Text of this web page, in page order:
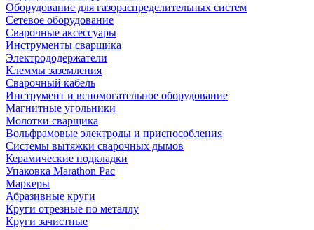
Оборудование для газораспределительных систем
Сетевое оборудование
Сварочные аксессуары
Инструменты сварщика
Электрододержатели
Клеммы заземления
Сварочный кабель
Инструмент и вспомогательное оборудование
Магнитные угольники
Молотки сварщика
Вольфрамовые электроды и приспособления
Системы вытяжки сварочных дымов
Керамические подкладки
Упаковка Marathon Pac
Маркеры
Абразивные круги
Круги отрезные по металлу
Круги зачистные